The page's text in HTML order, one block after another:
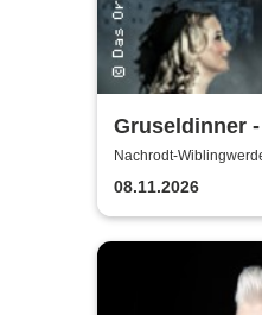
Gruseldinner
Nachrodt-
Holzrichter
08.11.2026